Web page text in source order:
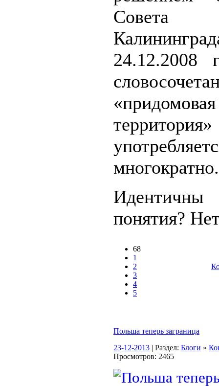
Совета
«придомовая
территория»
многократно.
понятия?
68
1
2
3
4
5
Польша теперь заграница
23-12-2013 | Раздел: Блоги »
Просмотров: 2465